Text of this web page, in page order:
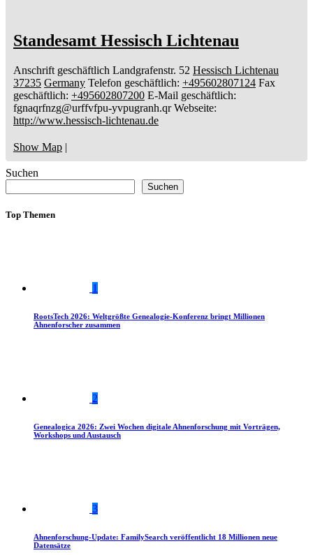
Standesamt Hessisch Lichtenau
Anschrift geschäftlich Landgrafenstr. 52 Hessisch Lichtenau
37235 Germany Telefon geschäftlich: +495602807124 Fax
geschäftlich: +495602807200 E-Mail geschäftlich:
fgnaqrfnzg@urffvfpu-yvpugranh.qr Webseite:
http://www.hessisch-lichtenau.de
Show Map |
Suchen
Suchen
Top Themen
1
RootsTech 2026: Weltgrößte Genealogie-Konferenz bringt Millionen
Ahnenforscher zusammen
2
Genealogica 2026: Zwei Wochen digitale Ahnenforschung mit Vorträgen,
Workshops und Austausch
3
Ahnenforschung-Update: FamilySearch veröffentlicht 18 Millionen neue
Datensätze